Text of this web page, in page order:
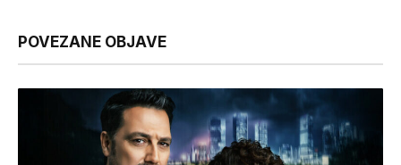
POVEZANE OBJAVE